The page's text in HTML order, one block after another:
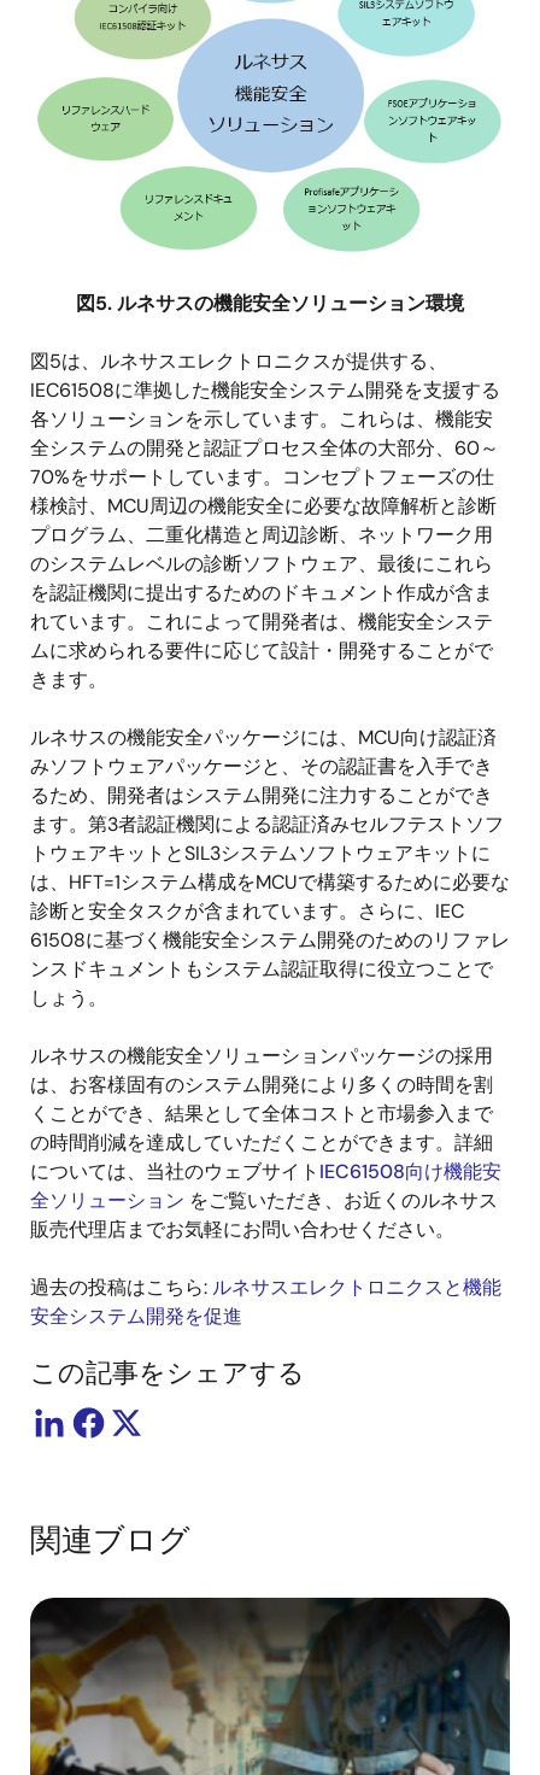
図5. ルネサスの機能安全ソリューション環境
図5は、ルネサスエレクトロニクスが提供する、
IEC61508に準拠した機能安全システム開発を支援する
各ソリューションを示しています。これらは、機能安
全システムの開発と認証プロセス全体の大部分、60～
70%をサポートしています。コンセプトフェーズの仕
様検討、MCU周辺の機能安全に必要な故障解析と診断
プログラム、二重化構造と周辺診断、ネットワーク用
のシステムレベルの診断ソフトウェア、最後にこれら
を認証機関に提出するためのドキュメント作成が含ま
れています。これによって開発者は、機能安全システ
ムに求められる要件に応じて設計・開発することがで
きます。
ルネサスの機能安全パッケージには、MCU向け認証済
みソフトウェアパッケージと、その認証書を入手でき
るため、開発者はシステム開発に注力することができ
ます。第3者認証機関による認証済みセルフテストソフ
トウェアキットとSIL3システムソフトウェアキットに
は、HFT=1システム構成をMCUで構築するために必要な
診断と安全タスクが含まれています。さらに、IEC
61508に基づく機能安全システム開発のためのリファレ
ンスドキュメントもシステム認証取得に役立つことで
しょう。
ルネサスの機能安全ソリューションパッケージの採用
は、お客様固有のシステム開発により多くの時間を割
くことができ、結果として全体コストと市場参入まで
の時間削減を達成していただくことができます。詳細
については、当社のウェブサイト IEC61508向け機能安
全ソリューション をご覧いただき、お近くのルネサス
販売代理店までお気軽にお問い合わせください。
過去の投稿はこちら:ルネサスエレクトロニクスと機能
安全システム開発を促進
この記事をシェアする
関連ブログ